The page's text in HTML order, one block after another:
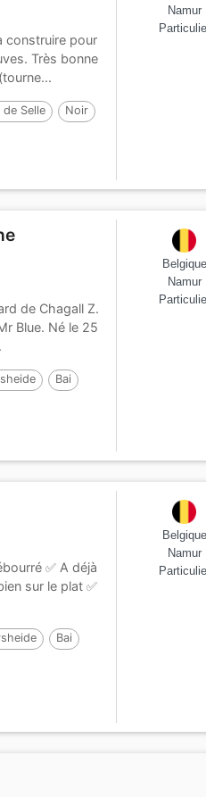
construire pour
Très bonne
de Selle Noir
Namur
de Chagall Z.
Blue. Né le 25
Bai
Belgique
Namur
✅ A déjà
sur le plat ✅
Bai
Belgique
Namur